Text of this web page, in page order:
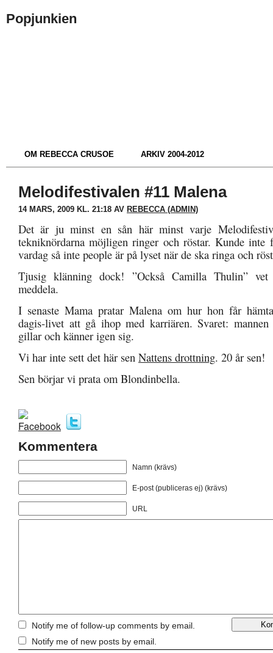
Popjunkien
OM REBECCA CRUSOE ARKIV 2004-2012
Melodifestivalen #11 Malena
14 MARS, 2009 KL. 21:18 AV REBECCA (ADMIN)
Det är ju minst en sån här minst varje
tekniknördarna möjligen ringer och röstar. Kunde inte
vardag så inte people är på lyset när de ska ringa och
Tjusig klänning dock! ”Också Camilla Thulin”
meddela.
I senaste Mama pratar Malena om hur hon får
dagis-livet att gå ihop med karriären. Svaret:
gillar och känner igen sig.
Vi har inte sett det här sen Nattens drottning. 20 år sen!
Sen börjar vi prata om Blondinbella.
Kommentera
Namn (krävs)
E-post (publiceras ej) (krävs)
URL
Notify me of follow-up comments by email.
Notify me of new posts by email.